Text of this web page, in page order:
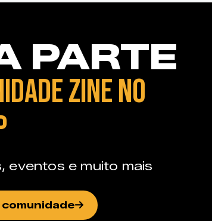
PARTE
ZINE NO
eventos e muito mais